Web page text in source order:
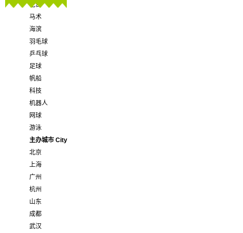
吃苦
马术
海滨
羽毛球
乒乓球
足球
帆船
科技
机器人
网球
游泳
主办城市 City
北京
上海
广州
杭州
山东
成都
武汉